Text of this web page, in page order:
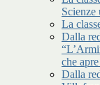
Scienze
La
Dalla
che
Dalla